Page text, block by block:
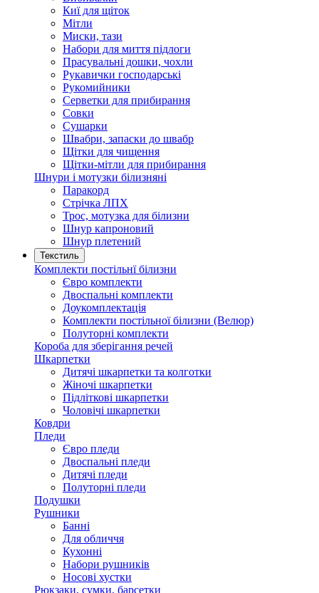
Киї для щіток
Мітли
Миски, тази
Набори для миття підлоги
Прасувальні дошки, чохли
Рукавички господарські
Рукомийники
Серветки для прибирання
Совки
Сушарки
Швабри, запаски до швабр
Щітки для чищення
Щітки-мітли для прибирання
Шнури і мотузки білизняні
Паракорд
Стрічка ЛПХ
Трос, мотузка для білизни
Шнур капроновий
Шнур плетений
Текстиль
Комплекти постільнї білизни
Євро комплекти
Двоспальні комплекти
Доукомплектація
Комплекти постільної білизни (Велюр)
Полуторні комплекти
Короба для зберігання речей
Шкарпетки
Дитячі шкарпетки та колготки
Жіночі шкарпетки
Підліткові шкарпетки
Чоловічі шкарпетки
Ковдри
Пледи
Євро пледи
Двоспальні пледи
Дитячі пледи
Полуторні пледи
Подушки
Рушники
Банні
Для обличчя
Кухонні
Набори рушників
Носові хустки
Рюкзаки, сумки, барсетки